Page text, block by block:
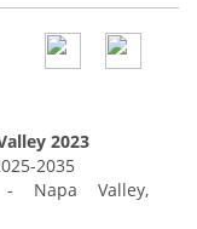
2023
2035
- Napa Valley,